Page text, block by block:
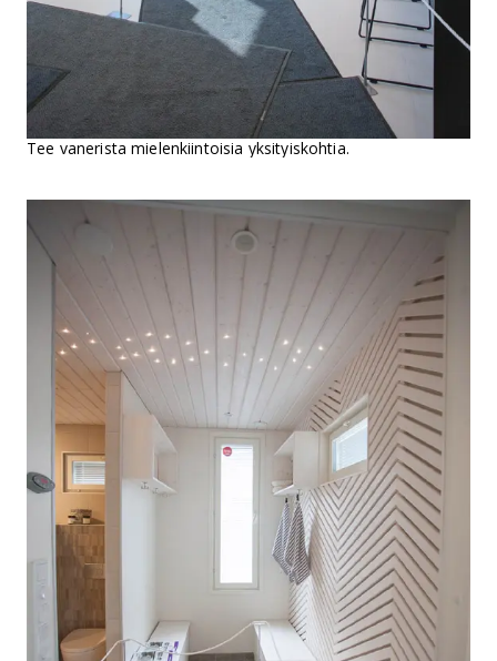
Tee vanerista mielenkiintoisia yksityiskohtia.